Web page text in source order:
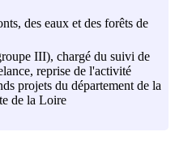
des eaux et des forêts de
III), chargé du suivi de
reprise de l'activité
projets du département de la
de la Loire